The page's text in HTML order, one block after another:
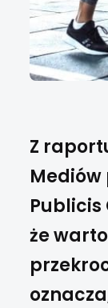
Z
Publicis
że